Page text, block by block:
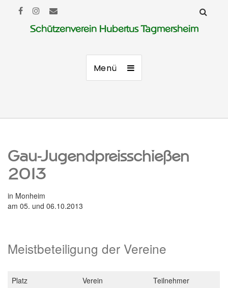
Schützenverein Hubertus Tagmersheim
Menü
Gau-Jugendpreisschießen
2013
in Monheim
am 05. und 06.10.2013
Meistbeteiligung der Vereine
Platz Verein Teilnehmer